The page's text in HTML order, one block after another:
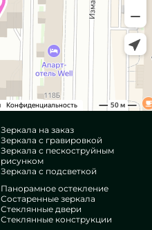
Зеркала на заказ
Зеркала с гравировкой
Зеркала с пескоструйным
рисунком
Зеркала с подсветкой
Панорамное остекление
Состаренные зеркала
Стеклянные двери
Стеклянные конструкции